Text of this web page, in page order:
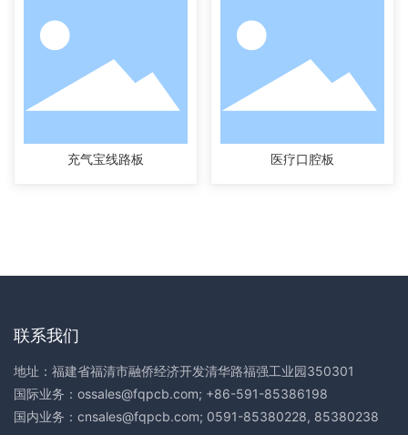
充气宝线路板 医疗口腔板
联系我们
地址：福建省福清市融侨经济开发清华路福强工业园350301
国际业务： ossales@fqpcb.com; +86-591-85386198
国内业务： cnsales@fqpcb.com; 0591-85380228, 85380238